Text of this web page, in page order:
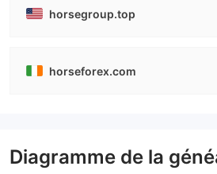
horsegroup.top
horseforex.com
Diagramme de la